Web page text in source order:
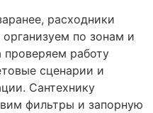
расходники
по зонам и
работу
сценарии и
Сантехнику
фильтры и запорную